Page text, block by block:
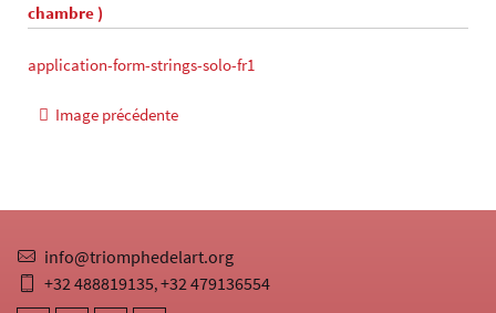
chambre )
application-form-strings-solo-fr1
Image précédente
info@triomphedelart.org
+32 488819135,+32 479136554